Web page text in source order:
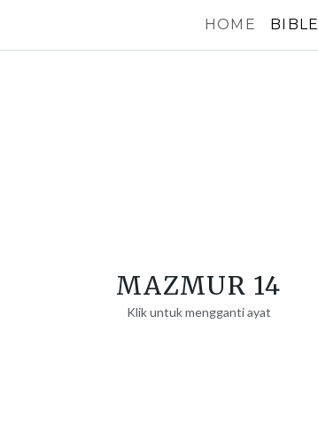
HOME BIBLE
MAZMUR 14
Klik untuk mengganti ayat